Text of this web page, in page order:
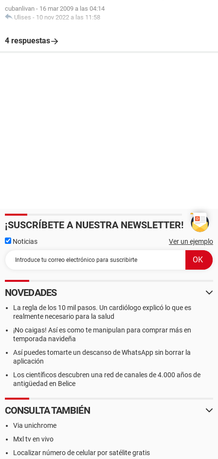
cubanlivan - 16 mar 2009 a las 04:14
Ulises - 10 nov 2022 a las 11:58
4 respuestas
¡SUSCRÍBETE A NUESTRA NEWSLETTER!
Noticias Ver un ejemplo
NOVEDADES
La regla de los 10 mil pasos. Un cardiólogo explicó lo que es
realmente necesario para la salud
¡No caigas! Así es como te manipulan para comprar más en
temporada navideña
Así puedes tomarte un descanso de WhatsApp sin borrar la
aplicación
Los científicos descubren una red de canales de 4.000 años de
antigüedad en Belice
CONSULTA TAMBIÉN
Via unichrome
Mxl tv en vivo
Localizar número de celular por satélite gratis